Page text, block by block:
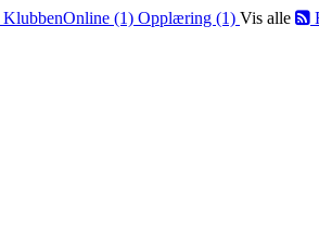
KlubbenOnline (1) Opplæring (1) Vis alle